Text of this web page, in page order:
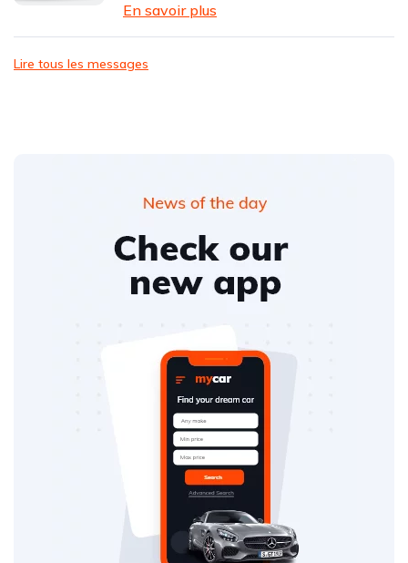
En savoir plus
Lire tous les messages